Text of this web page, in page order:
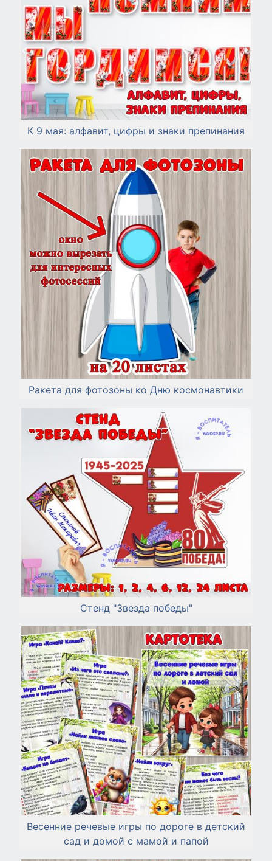
К 9 мая: алфавит, цифры и знаки препинания
Ракета для фотозоны ко Дню космонавтики
Стенд "Звезда победы"
Весенние речевые игры по дороге в детский
сад и домой с мамой и папой